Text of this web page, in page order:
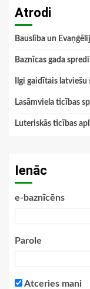
Atrodi
Bauslība un
Baznīcas gada
Ilgi gaidītais
Lasāmviela ticības
Luteriskās ticības
Ienāc
e-baznīcēns
Parole
Atceries mani